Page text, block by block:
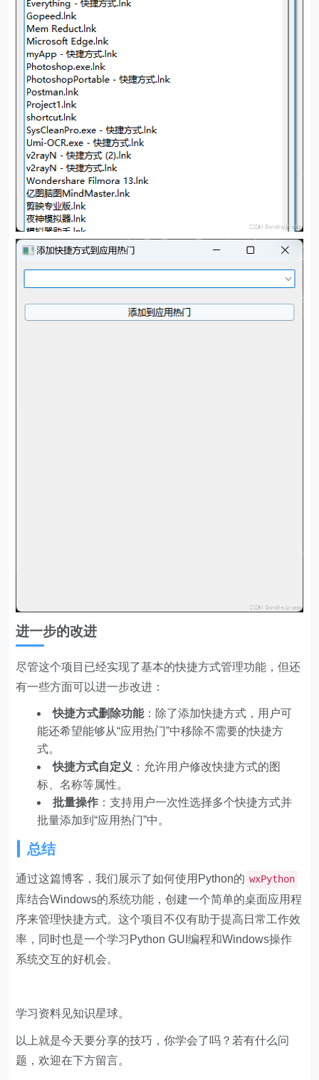
进一步的改进
尽管这个项目已经实现了基本的快捷方式管理功能，但还
有一些方面可以进一步改进：
快捷方式删除功能：除了添加快捷方式，用户可
能还希望能够从“应用热门”中移除不需要的快捷方
式。
快捷方式自定义 ：允许用户修改快捷方式的图
标、名称等属性。
批量操作 ：支持用户一次性选择多个快捷方式并
批量添加到“应用热门”中。
总结
通过这篇博客，我们展示了如何使用Python的 wxPython
库结合Windows的系统功能，创建一个简单的桌面应用程
序来管理快捷方式。这个项目不仅有助于提高日常工作效
率，同时也是一个学习Python GUI编程和Windows操作
系统交互的好机会。
学习资料见知识星球。
以上就是今天要分享的技巧，你学会了吗？若有什么问
题，欢迎在下方留言。